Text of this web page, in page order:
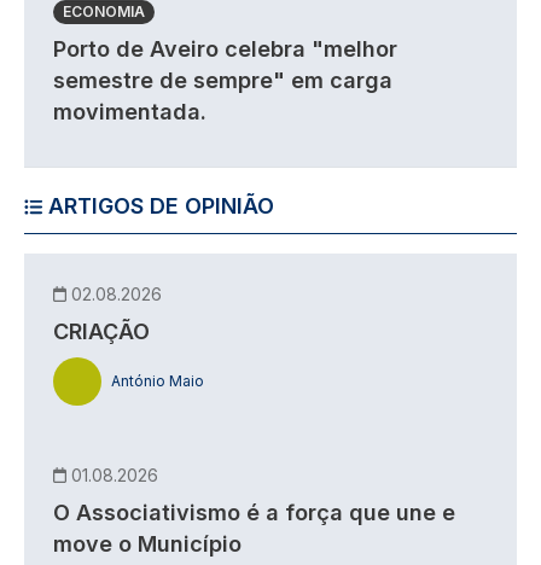
ECONOMIA
Porto de Aveiro celebra "melhor
semestre de sempre" em carga
movimentada.
ARTIGOS DE OPINIÃO
02.08.2026
CRIAÇÃO
António Maio
01.08.2026
O Associativismo é a força que une e
move o Município